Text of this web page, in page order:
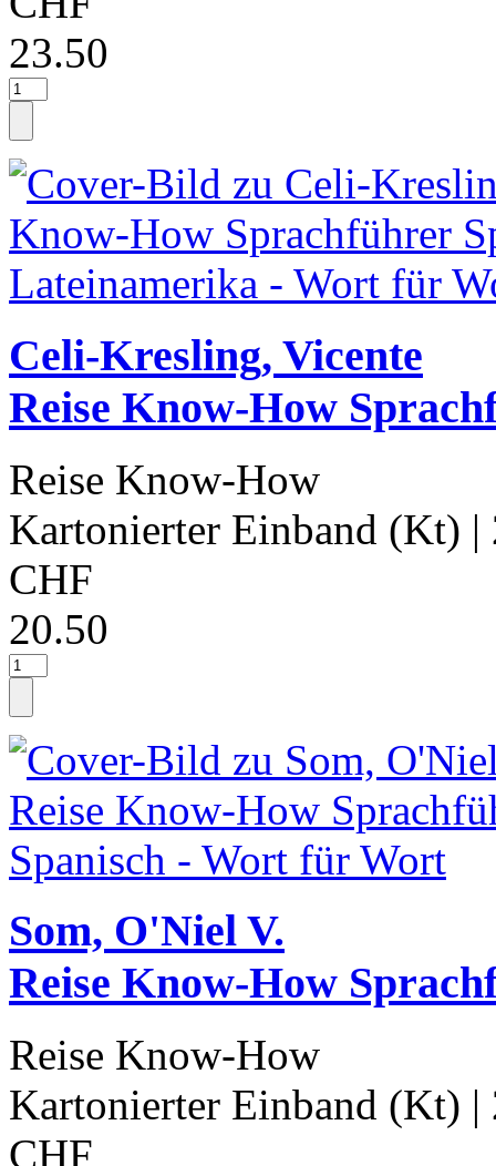
23.50
Celi-Kresling, Vicente
Reise Know-How
Reise Know-How
Kartonierter Einband (Kt) |
CHF
20.50
Som, O'Niel V.
Reise Know-How
Reise Know-How
Kartonierter Einband (Kt) |
CHF